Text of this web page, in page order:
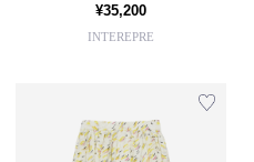
¥35,200
INTEREPRE